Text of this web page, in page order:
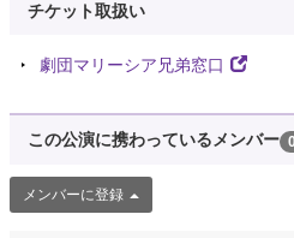
チケット取扱い
劇団マリーシア兄弟窓口
この公演に携わっているメンバー
メンバーに登録